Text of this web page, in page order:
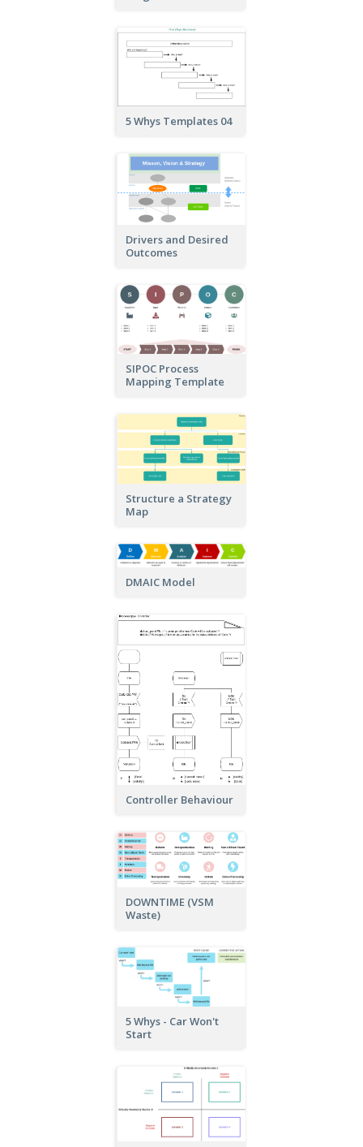
5 Whys Templates 04
Drivers and Desired
Outcomes
SIPOC Process
Mapping Template
Structure a Strategy
Map
DMAIC Model
Controller Behaviour
DOWNTIME (VSM
Waste)
5 Whys - Car Won't
Start